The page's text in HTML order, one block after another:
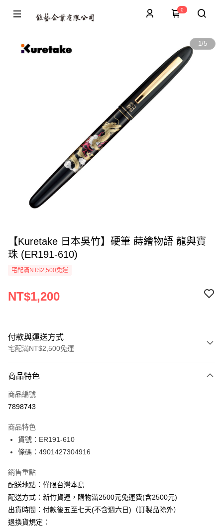
0
1/5
【Kuretake 日本吳竹】硬筆 蒔繪物語 龍與寶
珠 (ER191-610)
宅配滿NT$2,500免運
NT$1,200
付款與運送方式
宅配滿NT$2,500免運
信用卡一次付款
Apple Pay
悠遊付
ATM付款
運送方式
下單前請先詢問庫存
每筆NT$130，滿NT$2,500(含以上)免運費
商品特色
商品編號
7898743
商品特色
貨號：ER191-610
條碼：4901427304916
銷售重點
配送地點：僅限台灣本島
配送方式：新竹貨運，購物滿2500元免運費(含2500元)
出貨時間：付款後五至七天(不含週六日)（訂製品除外）
退換貨規定：